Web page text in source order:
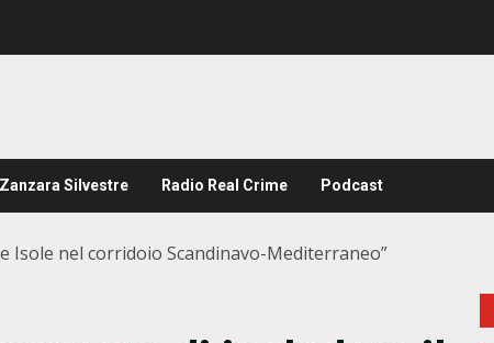
Zanzara Silvestre Radio Real Crime Podcast
Isole nel corridoio Scandinavo-Mediterraneo”